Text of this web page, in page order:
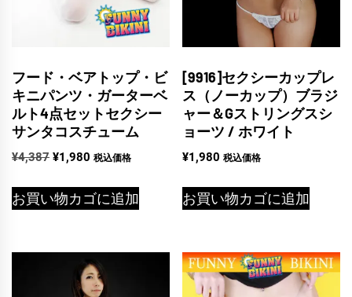
フード・ベアトップ・ビ
キニパンツ・ガーターベ
ルト4点セットセクシー
サンタコスチューム
¥4,387 元
価
格
¥4,387
¥1,980 現
の
価
は
¥1,980
で
税込価格
お買い物カゴに追加
[9916]セクシーカップレ
ス（ノーカップ）ブラジ
ャー＆Gストリングスシ
ョーツ / ホワイト
¥1,980 税込価格
お買い物カゴに追加